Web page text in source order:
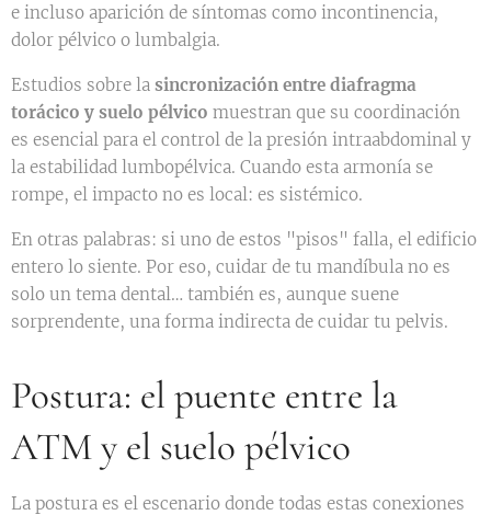
e incluso aparición de síntomas como incontinencia,
dolor pélvico o lumbalgia.
Estudios sobre la sincronización entre diafragma
torácico y suelo pélvico muestran que su coordinación
es esencial para el control de la presión intraabdominal y
la estabilidad lumbopélvica. Cuando esta armonía se
rompe, el impacto no es local: es sistémico.
En otras palabras: si uno de estos "pisos" falla, el edificio
entero lo siente. Por eso, cuidar de tu mandíbula no es
solo un tema dental… también es, aunque suene
sorprendente, una forma indirecta de cuidar tu pelvis.
Postura: el puente entre la
ATM y el suelo pélvico
La postura es el escenario donde todas estas conexiones